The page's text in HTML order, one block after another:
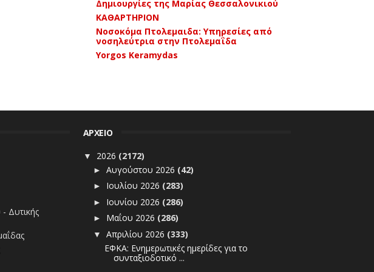
Δημιουργίες της Μαρίας Θεσσαλονικιού
ΚΑΘΑΡΤΗΡΙΟΝ
Νοσοκόμα Πτολεμαιδα: Υπηρεσίες από
νοσηλεύτρια στην Πτολεμαΐδα
Yorgos Keramydas
Δυτικής
ΑΡΧΕΙΟ
▼ 2026 (2172)
►Αυγούστου 2026 (42)
► Ιουλίου 2026 (283)
► Ιουνίου 2026 (286)
► Μαΐου 2026 (286)
▼Απριλίου 2026 (333)
ΕΦΚΑ: Ενημερωτικές ημερίδες για το
συνταξιοδοτικό ...